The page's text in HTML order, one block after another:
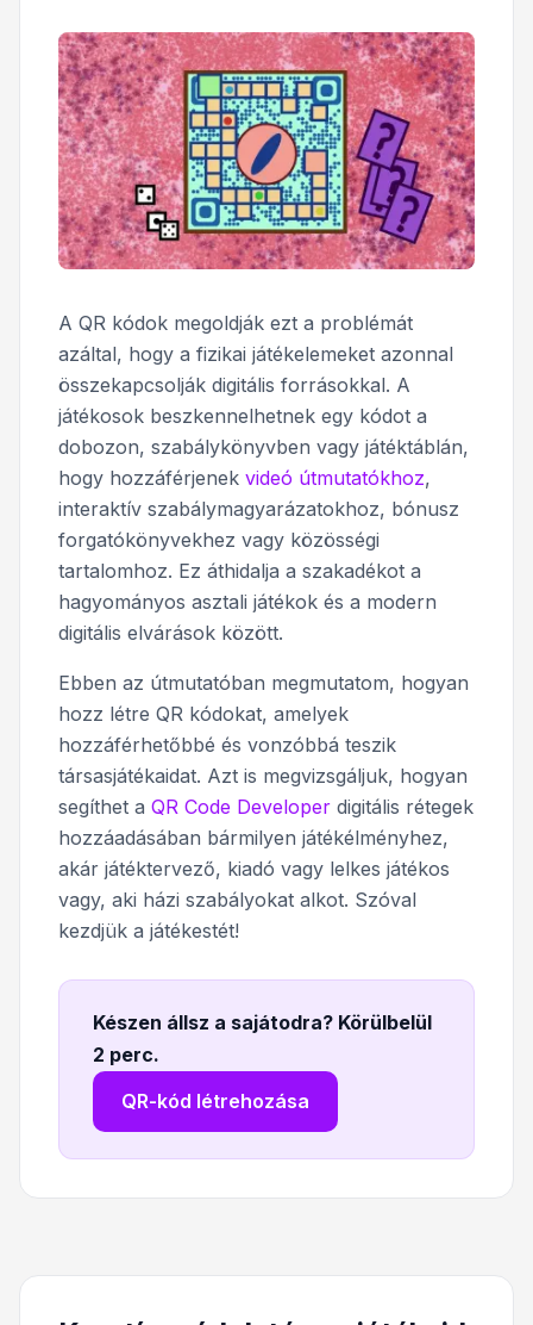
A QR kódok megoldják ezt a problémát
azáltal, hogy a fizikai játékelemeket azonnal
összekapcsolják digitális forrásokkal. A
játékosok beszkennelhetnek egy kódot a
dobozon, szabálykönyvben vagy játéktáblán,
hogy hozzáférjenek videó útmutatókhoz,
interaktív szabálymagyarázatokhoz, bónusz
forgatókönyvekhez vagy közösségi
tartalomhoz. Ez áthidalja a szakadékot a
hagyományos asztali játékok és a modern
digitális elvárások között.
Ebben az útmutatóban megmutatom, hogyan
hozz létre QR kódokat, amelyek
hozzáférhetőbbé és vonzóbbá teszik
társasjátékaidat. Azt is megvizsgáljuk, hogyan
segíthet a QR Code Developer digitális rétegek
hozzáadásában bármilyen játékélményhez,
akár játéktervező, kiadó vagy lelkes játékos
vagy, aki házi szabályokat alkot. Szóval
kezdjük a játékestét!
Készen állsz a sajátodra? Körülbelül
2 perc.
QR-kód létrehozása